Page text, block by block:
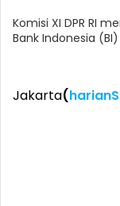
Komisi XI DPR RI
Bank Indonesia
Jakarta(